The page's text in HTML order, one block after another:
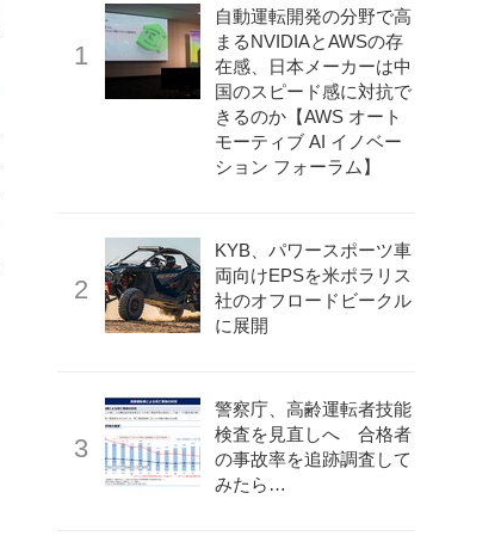
自動運転開発の分野で高
まるNVIDIAとAWSの存
在感、日本メーカーは中
国のスピード感に対抗で
きるのか【AWS オート
モーティブ AI イノベー
ション フォーラム】
KYB、パワースポーツ車
両向けEPSを米ポラリス
社のオフロードビークル
に展開
警察庁、高齢運転者技能
検査を見直しへ 合格者
の事故率を追跡調査して
みたら…